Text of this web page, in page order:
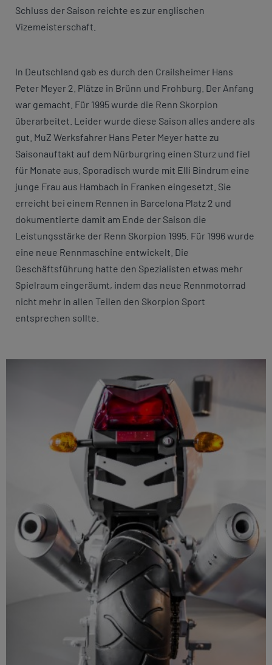
Schluss der Saison reichte es zur englischen
Vizemeisterschaft.
In Deutschland gab es durch den Crailsheimer Hans
Peter Meyer 2. Plätze in Brünn und Frohburg. Der Anfang
war gemacht. Für 1995 wurde die Renn Skorpion
überarbeitet. Leider wurde diese Saison alles andere als
gut. MuZ Werksfahrer Hans Peter Meyer hatte zu
Saisonauftakt auf dem Nürburgring einen Sturz und fiel
für Monate aus. Sporadisch wurde mit Elli Bindrum eine
junge Frau aus Hambach in Franken eingesetzt. Sie
erreicht bei einem Rennen in Barcelona Platz 2 und
dokumentierte damit am Ende der Saison die
Leistungsstärke der Renn Skorpion 1995. Für 1996 wurde
eine neue Rennmaschine entwickelt. Die
Geschäftsführung hatte den Spezialisten etwas mehr
Spielraum eingeräumt, indem das neue Rennmotorrad
nicht mehr in allen Teilen den Skorpion Sport
entsprechen sollte.